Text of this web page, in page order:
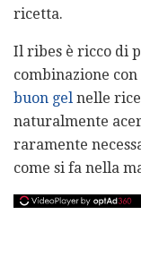
ricetta.
Il ribes è ricco di
combinazione con
buon gel nelle
naturalmente
raramente
come si fa nella